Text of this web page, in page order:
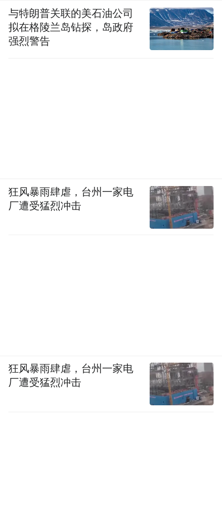
与特朗普关联的美石油公司
拟在格陵兰岛钻探，岛政府
强烈警告
狂风暴雨肆虐，台州一家电
厂遭受猛烈冲击
狂风暴雨肆虐，台州一家电
厂遭受猛烈冲击